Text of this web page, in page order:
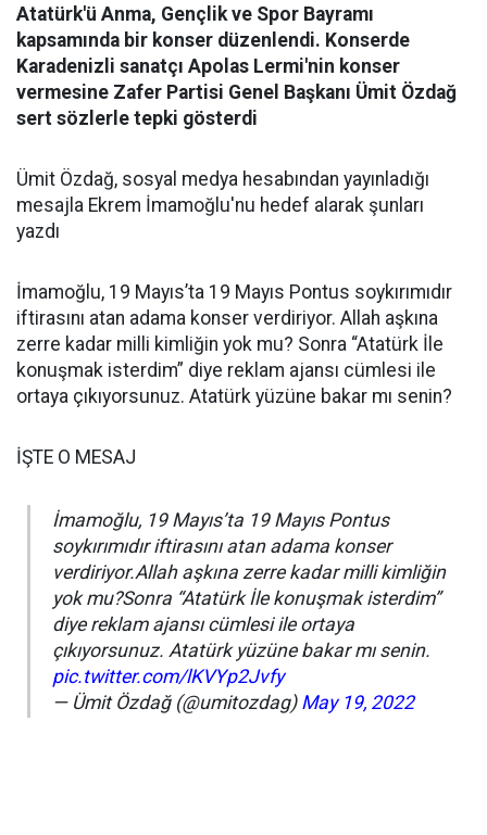
Atatürk'ü Anma, Gençlik ve Spor Bayramı
kapsamında bir konser düzenlendi. Konserde
Karadenizli sanatçı Apolas Lermi'nin konser
vermesine Zafer Partisi Genel Başkanı Ümit Özdağ
sert sözlerle tepki gösterdi
Ümit Özdağ, sosyal medya hesabından yayınladığı
mesajla Ekrem İmamoğlu'nu hedef alarak şunları
yazdı
İmamoğlu, 19 Mayıs’ta 19 Mayıs Pontus soykırımıdır
iftirasını atan adama konser verdiriyor. Allah aşkına
zerre kadar milli kimliğin yok mu? Sonra “Atatürk İle
konuşmak isterdim” diye reklam ajansı cümlesi ile
ortaya çıkıyorsunuz. Atatürk yüzüne bakar mı senin?
İŞTE O MESAJ
İmamoğlu, 19 Mayıs’ta 19 Mayıs Pontus
soykırımıdır iftirasını atan adama konser
verdiriyor.Allah aşkına zerre kadar milli kimliğin
yok mu?Sonra “Atatürk İle konuşmak isterdim”
diye reklam ajansı cümlesi ile ortaya
çıkıyorsunuz. Atatürk yüzüne bakar mı senin. ⁦⁦
pic.twitter.com/lKVYp2Jvfy
— Ümit Özdağ (@umitozdag) May 19, 2022